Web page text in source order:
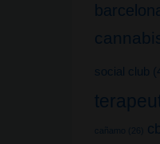
social club
cañamo (26)